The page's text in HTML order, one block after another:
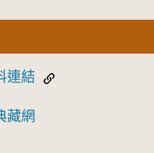
連結
藏網